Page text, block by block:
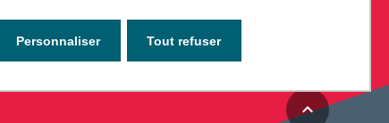
Tout refuser
Personnaliser